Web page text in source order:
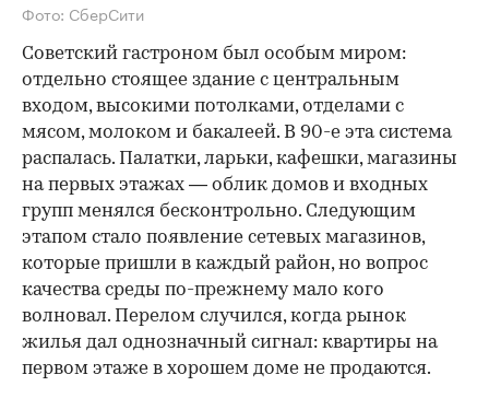
Фото: СберСити
Советский гастроном был особым миром:
отдельно стоящее здание с центральным
входом, высокими потолками, отделами с
мясом, молоком и бакалеей. В 90-е эта система
распалась. Палатки, ларьки, кафешки, магазины
на первых этажах — облик домов и входных
групп менялся бесконтрольно. Следующим
этапом стало появление сетевых магазинов,
которые пришли в каждый район, но вопрос
качества среды по-прежнему мало кого
волновал. Перелом случился, когда рынок
жилья дал однозначный сигнал: квартиры на
первом этаже в хорошем доме не продаются.